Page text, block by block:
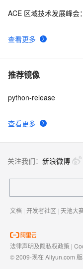
查看更多
ACE 区域技术发展峰
推荐镜像
查看更多
python-release
关注我们： 新浪微博
文档 | 开发者社区 | 天池大
法律声明及隐私权政策 |
© 2009-现在 Aliyun.com